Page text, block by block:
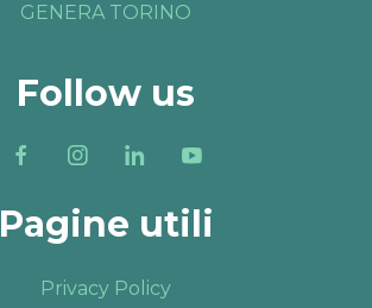
GENERA TORINO
Follow us
Pagine utili
Privacy Policy